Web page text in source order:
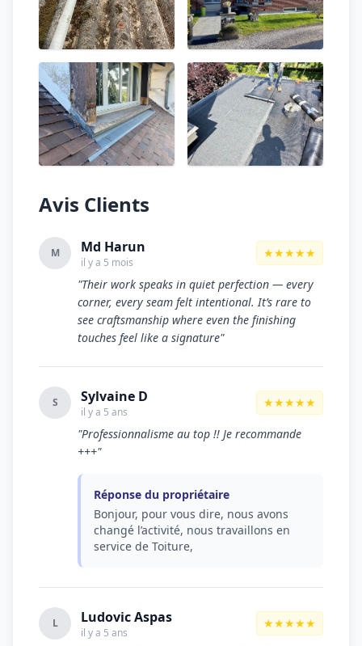
Avis Clients
M Md Harun
il y a 5 mois
★★★★★
"Their work speaks in quiet perfection — every
corner, every seam felt intentional. It’s rare to
see craftsmanship where even the finishing
touches feel like a signature"
S Sylvaine D
il y a 5 ans
★★★★★
"Professionnalisme au top !! Je recommande
+++"
Réponse du propriétaire
Bonjour, pour vous dire, nous avons
changé l’activité, nous travaillons en
service de Toiture,
L Ludovic Aspas
il y a 5 ans
★★★★★